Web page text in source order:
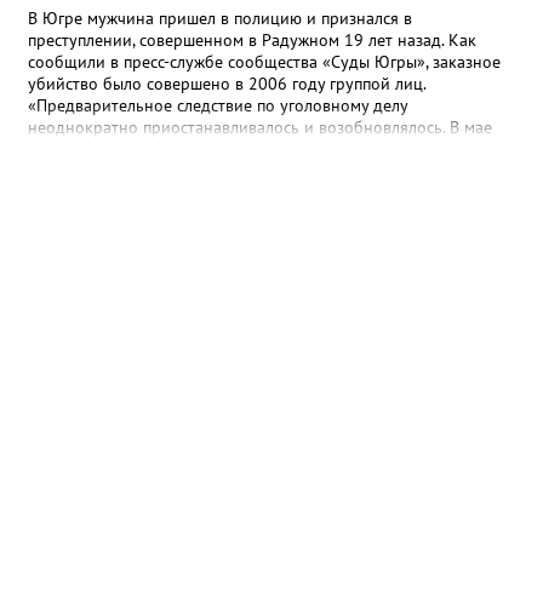
В Югре мужчина пришел в полицию и признался в
преступлении, совершенном в Радужном 19 лет назад. Как
сообщили в пресс-службе сообщества «Суды Югры», заказное
убийство было совершено в 2006 году группой лиц.
«Предварительное следствие по уголовному делу
неоднократно приостанавливалось и возобновлялось. В мае